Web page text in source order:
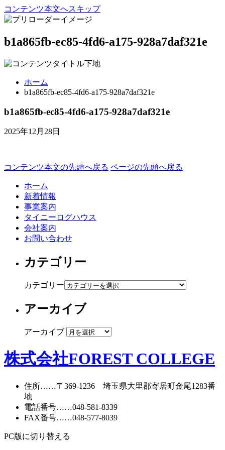
コンテンツ本文へスキップ
b1a865fb-ec85-4fd6-a175-928a7daf321e
ホーム
b1a865fb-ec85-4fd6-a175-928a7daf321e
b1a865fb-ec85-4fd6-a175-928a7daf321e
2025年12月28日
コンテンツ本文の先頭へ戻る ページの先頭へ戻る
ホーム
新着情報
事業案内
タイニーログハウス
会社案内
お問い合わせ
カテゴリー
カテゴリー
アーカイブ
アーカイブ
株式会社FOREST COLLEGE
住所……〒369-1236 埼玉県大里郡寄居町金尾1283番
地
電話番号……048-581-8339
FAX番号……048-577-8039
PC版に切り替える